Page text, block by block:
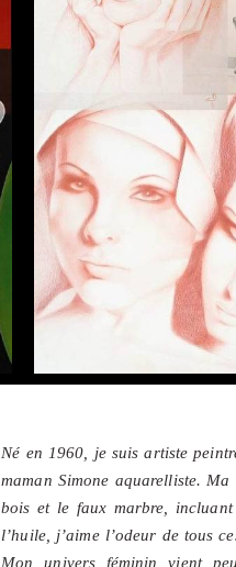
Né en 1960, je suis artiste
maman Simone aquarelliste.
bois et le faux marbre,
l’huile, j’aime l’odeur de tous
Mon univers féminin vient